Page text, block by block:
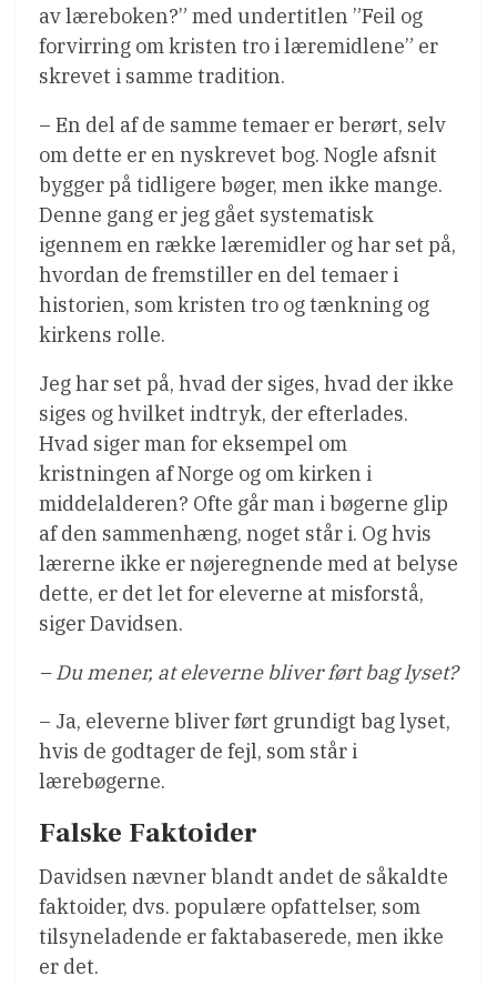
av læreboken?” med undertitlen ”Feil og
forvirring om kristen tro i læremidlene” er
skrevet i samme tradition.
– En del af de samme temaer er berørt, selv
om dette er en nyskrevet bog. Nogle afsnit
bygger på tidligere bøger, men ikke mange.
Denne gang er jeg gået systematisk
igennem en række læremidler og har set på,
hvordan de fremstiller en del temaer i
historien, som kristen tro og tænkning og
kirkens rolle.
Jeg har set på, hvad der siges, hvad der ikke
siges og hvilket indtryk, der efterlades.
Hvad siger man for eksempel om
kristningen af Norge og om kirken i
middelalderen? Ofte går man i bøgerne glip
af den sammenhæng, noget står i. Og hvis
lærerne ikke er nøjeregnende med at belyse
dette, er det let for eleverne at misforstå,
siger Davidsen.
– Du mener, at eleverne bliver ført bag lyset?
– Ja, eleverne bliver ført grundigt bag lyset,
hvis de godtager de fejl, som står i
lærebøgerne.
Falske Faktoider
Davidsen nævner blandt andet de såkaldte
faktoider, dvs. populære opfattelser, som
tilsyneladende er faktabaserede, men ikke
er det.